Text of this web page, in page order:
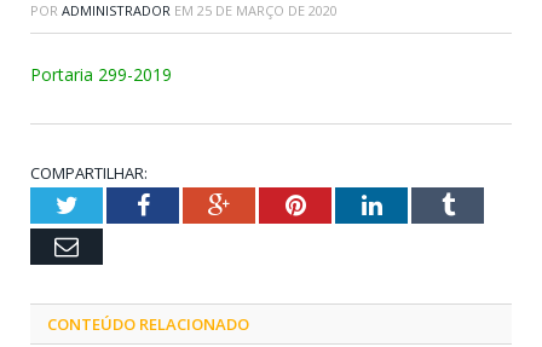
POR ADMINISTRADOR EM 25 DE MARÇO DE 2020
Portaria 299-2019
COMPARTILHAR:
TwitterFacebookGoogle+PinterestLinkedInTumblr
Email
CONTEÚDO RELACIONADO